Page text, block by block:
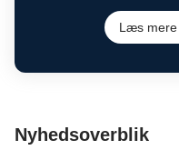
Læs mere
Nyhedsoverblik